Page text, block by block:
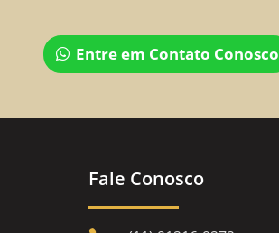
Entre em Contato Conosco
Fale Conosco